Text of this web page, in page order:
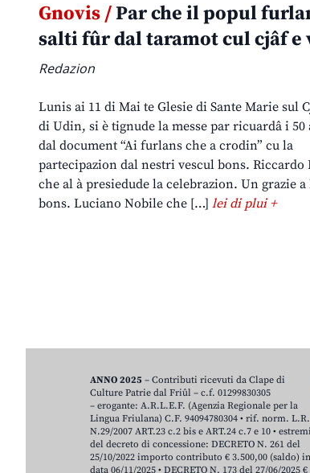
Gnovis /Par che il popul
salti fûr dal taramot cul cjâf e
Redazion
Lunis ai 11 di Mai te Glesie di Sante Marie sul
di Udin, si è tignude la messe par ricuardâ i 50
dal document “Ai furlans che a crodin” cu la
partecipazion dal nestri vescul bons. Riccardo
che al à presiedude la celebrazion. Un grazie
bons. Luciano Nobile che […] lei di plui +
ANNO 2025 – Contributi ricevuti da Clape di
Culture Patrie dal Friûl – c.f. 01299830305
– erogante: A.R.L.E.F. (Agenzia Regionale per la
Lingua Friulana) C.F. 94094780304 • rif. norm. L.R.
N.29/2007 ART.23 c.2 bis e ART.24 c.7 e 10 • estremi
del decreto di concessione: DECRETO N. 261 del
25/10/2022 importo contributo € 3.500,00 (saldo) in
data 06/11/2025 • DECRETO N. 173 del 27/06/2025 €